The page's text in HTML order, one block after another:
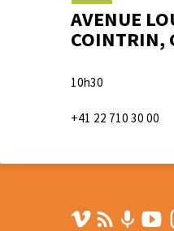
AVENUE
COINTRIN,
10h30
+41 22 710 30 00